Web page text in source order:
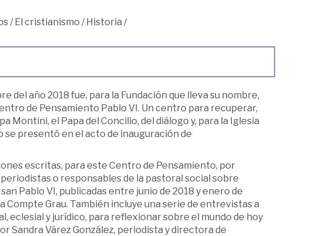
/El cristianismo /Historia /
del año 2018 fue, para la Fundación que lleva su nombre,
de Pensamiento Pablo VI. Un centro para recuperar,
Montini, el Papa del Concilio, del diálogo y, para la Iglesia
se presentó en el acto de inauguración de
escritas, para este Centro de Pensamiento, por
o responsables de la pastoral social sobre
Pablo VI, publicadas entre junio de 2018 y enero de
Compte Grau. También incluye una serie de entrevistas a
eclesial y jurídico, para reflexionar sobre el mundo de hoy
Sandra Várez González, periodista y directora de